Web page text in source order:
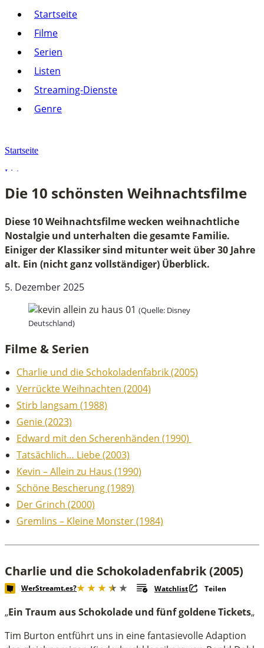
Serien
Streaming-Dienste
Paramount+
Netflix
Alle anzeigen
Startseite
Filme
Serien
Listen
Streaming-Dienste
Genre
Startseite
Listen
Die 10 schönsten Weihnachtsfilme
Die 10 schönsten Weihnachtsfilme
Diese 10 Weihnachtsfilme wecken weihnachtliche
Nostalgie und unterhalten die gesamte Familie.
Einiger der Klassiker sind mitunter weit über 30 Jahre
alt. Ein (nicht ganz vollständiger) Überblick.
5. Dezember 2025
(Quelle: Disney
Deutschland)
Filme & Serien
Charlie und die Schokoladenfabrik (2005)
Verrückte Weihnachten (2004)
Stirb langsam (1988)
Genie (2023)
Edward mit den Scherenhänden (1990)
Tatsächlich… Liebe (2003)
Kevin – Allein zu Haus (1990)
Schöne Bescherung (1989)
Der Grinch (2000)
Gremlins – Kleine Monster (1984)
Charlie und die Schokoladenfabrik (2005)
WerStreamt.es? Watchlist Teilen
„Ein Traum aus Schokolade und fünf goldene Tickets„
Tim Burton entführt uns in eine fantasievolle Adaption